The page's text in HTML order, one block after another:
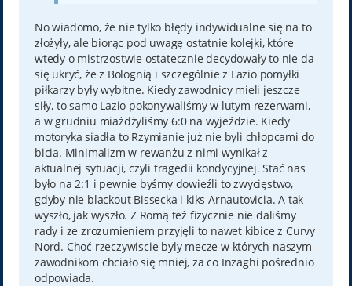
No wiadomo, że nie tylko błędy indywidualne się na to
złożyły, ale biorąc pod uwagę ostatnie kolejki, które
wtedy o mistrzostwie ostatecznie decydowały to nie da
się ukryć, że z Bolognią i szczególnie z Lazio pomyłki
piłkarzy były wybitne. Kiedy zawodnicy mieli jeszcze
siły, to samo Lazio pokonywaliśmy w lutym rezerwami,
a w grudniu miażdżyliśmy 6:0 na wyjeździe. Kiedy
motoryka siadła to Rzymianie już nie byli chłopcami do
bicia. Minimalizm w rewanżu z nimi wynikał z
aktualnej sytuacji, czyli tragedii kondycyjnej. Stać nas
było na 2:1 i pewnie byśmy dowieźli to zwycięstwo,
gdyby nie blackout Bissecka i kiks Arnautovicia. A tak
wyszło, jak wyszło. Z Romą też fizycznie nie daliśmy
rady i ze zrozumieniem przyjęli to nawet kibice z Curvy
Nord. Choć rzeczywiscie byly mecze w których naszym
zawodnikom chciało się mniej, za co Inzaghi pośrednio
odpowiada.